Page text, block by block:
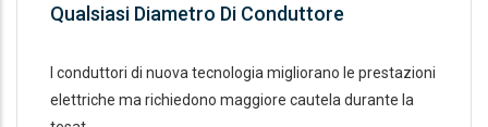
Qualsiasi Diametro Di Conduttore
I conduttori di nuova tecnologia migliorano le prestazioni
elettriche ma richiedono maggiore cautela durante la